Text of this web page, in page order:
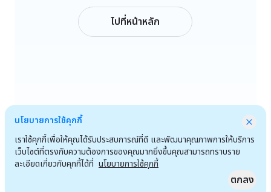
ไปที่หน้าหลัก
นโยบายการใช้คุกกี้
เราใช้คุกกี้เพื่อให้คุณได้รับประสบการณ์ที่ดี และพัฒนาคุณภาพการให้บริการ
เว็บไซต์ที่ตรงกับความต้องการของคุณมากยิ่งขึ้นคุณสามารถทราบราย
ละเอียดเกี่ยวกับคุกกี้ได้ที่ นโยบายการใช้คุกกี้
ตกลง